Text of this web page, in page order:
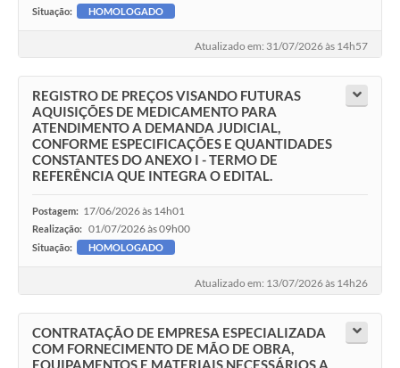
Situação: HOMOLOGADO
Atualizado em: 31/07/2026 às 14h57
REGISTRO DE PREÇOS VISANDO FUTURAS
AQUISIÇÕES DE MEDICAMENTO PARA
ATENDIMENTO A DEMANDA JUDICIAL,
CONFORME ESPECIFICAÇÕES E QUANTIDADES
CONSTANTES DO ANEXO I - TERMO DE
REFERÊNCIA QUE INTEGRA O EDITAL.
Postagem: 17/06/2026 às 14h01
Realização: 01/07/2026 às 09h00
Situação: HOMOLOGADO
Atualizado em: 13/07/2026 às 14h26
CONTRATAÇÃO DE EMPRESA ESPECIALIZADA
COM FORNECIMENTO DE MÃO DE OBRA,
EQUIPAMENTOS E MATERIAIS NECESSÁRIOS A